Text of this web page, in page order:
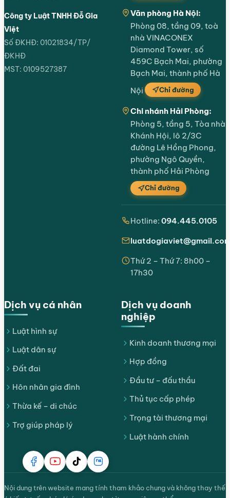
Công ty Luật TNHH Đỗ Gia
Việt
Số ĐKHĐ: 01021834/TP/
ĐKHĐ
MST: 0109527387
Dịch vụ cá nhân
Luật hình sự
Luật dân sự
Đất đai
Hôn nhân gia đình
Thừa kế – di chúc
Trợ giúp pháp lý
Dịch vụ doanh
nghiệp
Kinh doanh thương mại
Hợp đồng
Đầu tư – đấu thầu
Thủ tục cấp phép
Trọng tài thương mại
Luật hành chính
Văn phòng Hà Nội:
Phòng 08, tầng 09, toà
nhà VINACONEX
Diamond Tower, số
459C Bạch Mai, phường
Bạch Mai, thành phố Hà
Nội
Chỉ đường
Chi nhánh Hải Phòng:
Phòng 5, tầng 5, Tòa nhà
Khánh Hội, lô 2/3C
đường Lê Hồng Phong,
phường Ngô Quyền,
thành phố Hải Phòng
Chỉ đường
Hotline: 094.445.0105
Thứ 2 – Thứ 7: 8h00 –
17h30
Nội dung trên website mang tính tham khảo chung và không thay thế